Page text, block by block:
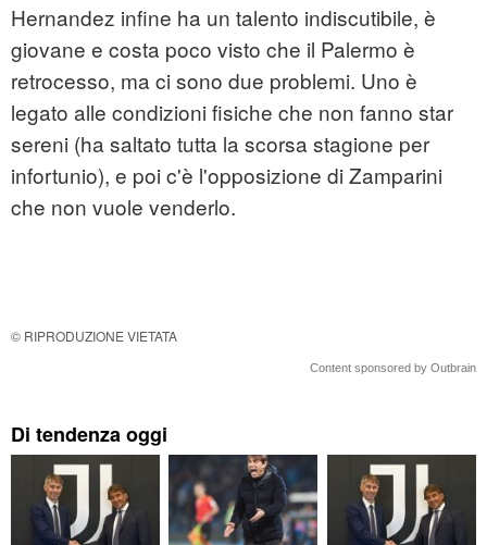
Hernandez infine ha un talento indiscutibile, è
giovane e costa poco visto che il Palermo è
retrocesso, ma ci sono due problemi. Uno è
legato alle condizioni fisiche che non fanno star
sereni (ha saltato tutta la scorsa stagione per
infortunio), e poi c'è l'opposizione di Zamparini
che non vuole venderlo.
© RIPRODUZIONE VIETATA
Content sponsored by Outbrain
Di tendenza oggi